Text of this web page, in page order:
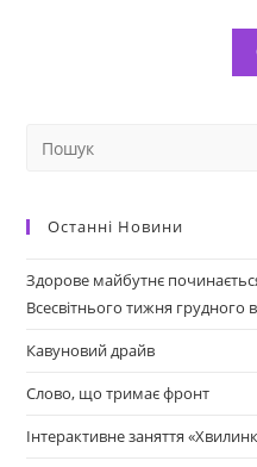
Останні Новини
Здорове майбутнє
Всесвітнього тижня грудного
Кавуновий драйв
Слово, що тримає фронт
Інтерактивне заняття